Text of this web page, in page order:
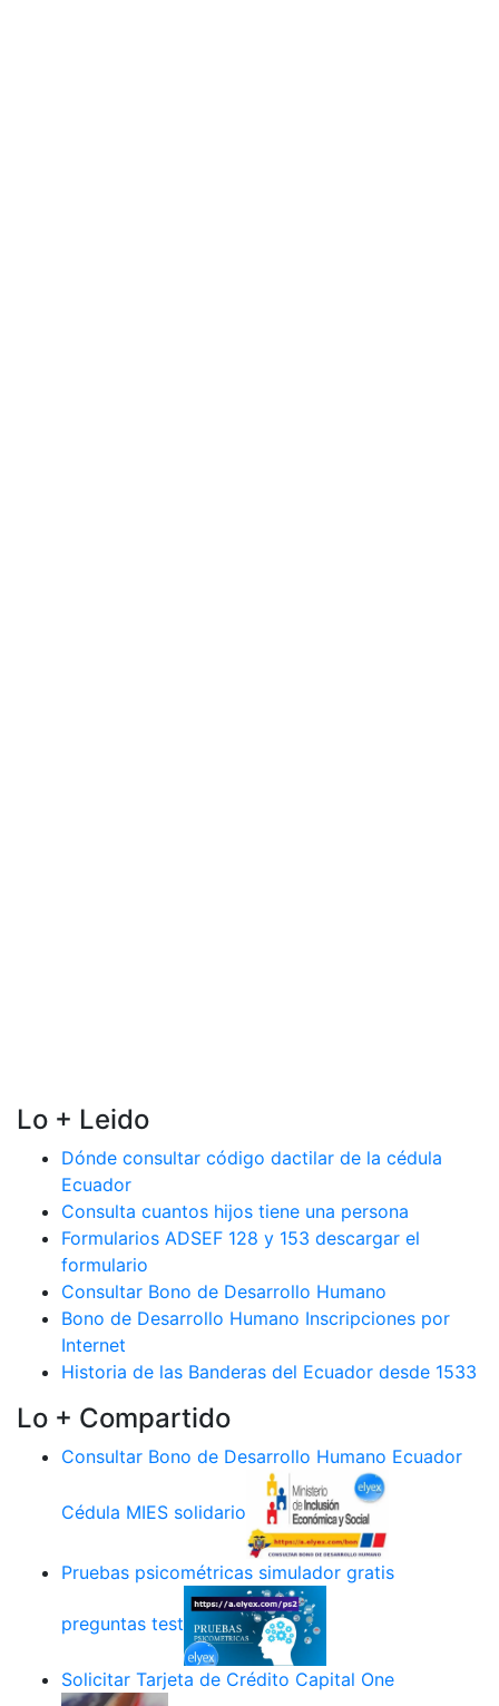
Lo + Leido
Dónde consultar código dactilar de la cédula
Ecuador
Consulta cuantos hijos tiene una persona
Formularios ADSEF 128 y 153 descargar el
formulario
Consultar Bono de Desarrollo Humano
Bono de Desarrollo Humano Inscripciones por
Internet
Historia de las Banderas del Ecuador desde 1533
Lo + Compartido
Consultar Bono de Desarrollo Humano Ecuador
Cédula MIES solidario
Pruebas psicométricas simulador gratis
preguntas test
Solicitar Tarjeta de Crédito Capital One